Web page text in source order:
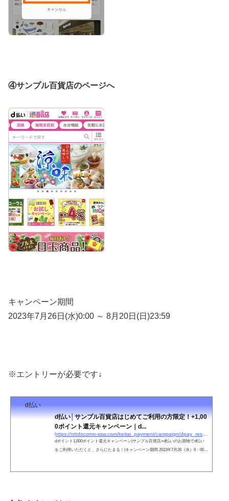
④サンプル百貨店のページへ
キャンペーン期間
2023年7月26日(水)0:00 ～ 8月20日(日)23:59
※エントリーが必要です↓
d払い
d払い│サンプル百貨店はじめてご利用の方限定！+1,00
0ポイント還元キャンペーン｜d...
dポイント1,000ポイント還元キャンペーン|サンプル百貨店×d払いのお買物でd払い
をご利用いただくと、さらにたまる！|キャンペーン期間 2023年7月26（水）0：00～